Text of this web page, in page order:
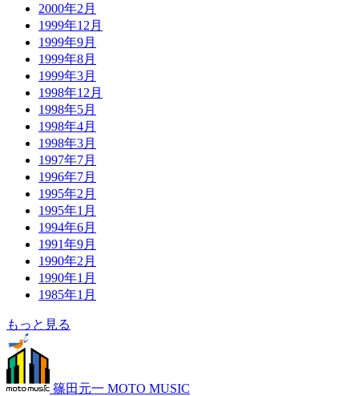
2000年2月
1999年12月
1999年9月
1999年8月
1999年3月
1998年12月
1998年5月
1998年4月
1998年3月
1997年7月
1996年7月
1995年2月
1995年1月
1994年6月
1991年9月
1990年2月
1990年1月
1985年1月
もっと見る
篠田元一 MOTO MUSIC